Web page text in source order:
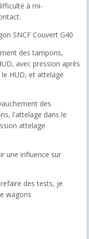
à mi-
SNCF Couvert G40
des tampons,
avec pression après
HUD, et attelage
des
l'attelage dans le
attelage
une influence sur
des tests, je
wagons